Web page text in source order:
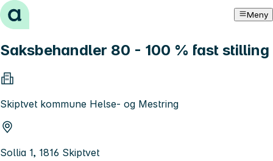
Hopp til innhold Meny
Saksbehandler 80 - 100 % fast stilling
Skiptvet kommune Helse- og Mestring
Sollia 1, 1816 Skiptvet